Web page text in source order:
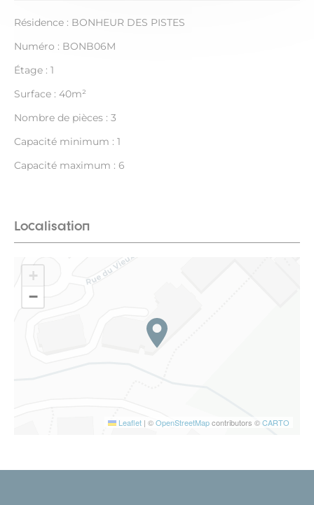
Résidence : BONHEUR DES PISTES
Numéro : BONB06M
Étage : 1
Surface : 40m²
Nombre de pièces : 3
Capacité minimum : 1
Capacité maximum : 6
Localisation
+
−
Leaflet | ©OpenStreetMapcontributors ©CARTO